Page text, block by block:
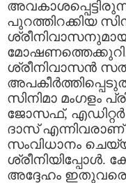
പുറത്തിറക്കിയ
ശ്രീനിവാസന്‍
സിനിമാ
ജോസഫ്, എഡിറ്റര്‍
ദാസ് എന്നിവരാണ്
സംവിധാനം
ശ്രീനിയിപ്പോള്‍.
അദ്ദേഹം ഇതുവരെ